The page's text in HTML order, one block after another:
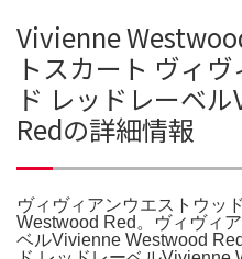
Vivienne
トスカート ヴィ
ド レッドレーベ
Redの詳細情報
ヴィヴィアンウエストウッ
Westwood Red。ヴィヴィ
ベルVivienne Westwood